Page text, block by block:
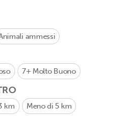
ammessi
7+ Molto Buono
km Meno di 5 km